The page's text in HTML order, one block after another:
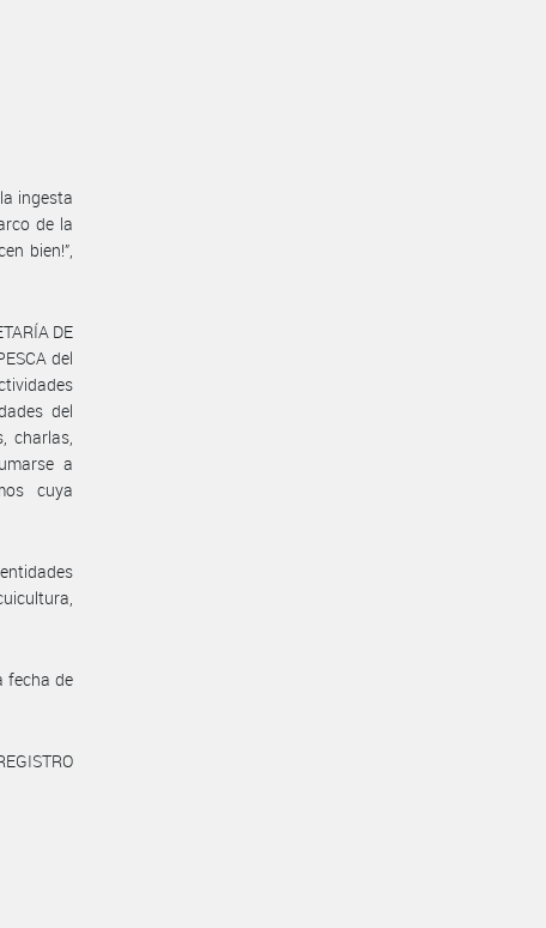
ingesta
de la
bien!”,
DE
del
del
charlas,
a
cuya
fecha de